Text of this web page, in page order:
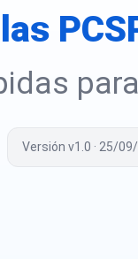
Versión v1.0 · 25/